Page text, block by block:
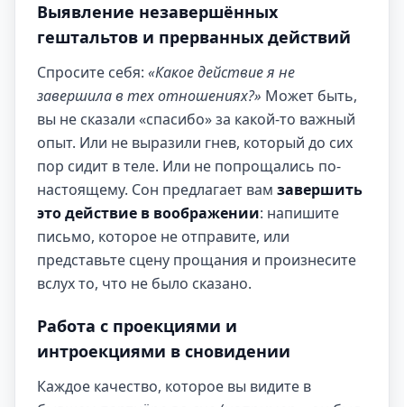
Выявление незавершённых
гештальтов и прерванных действий
Спросите себя: «Какое действие я не
завершила в тех отношениях?» Может быть,
вы не сказали «спасибо» за какой-то важный
опыт. Или не выразили гнев, который до сих
пор сидит в теле. Или не попрощались по-
настоящему. Сон предлагает вам завершить
это действие в воображении: напишите
письмо, которое не отправите, или
представьте сцену прощания и произнесите
вслух то, что не было сказано.
Работа с проекциями и
интроекциями в сновидении
Каждое качество, которое вы видите в